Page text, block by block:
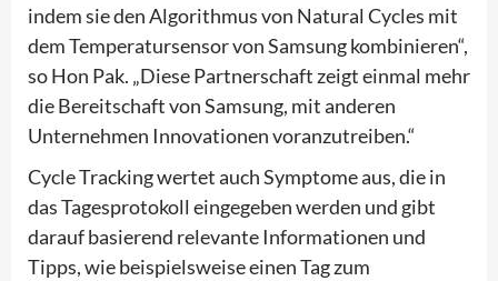
indem sie den Algorithmus von Natural Cycles mit
dem Temperatursensor von Samsung kombinieren“,
so Hon Pak. „Diese Partnerschaft zeigt einmal mehr
die Bereitschaft von Samsung, mit anderen
Unternehmen Innovationen voranzutreiben.“
Cycle Tracking wertet auch Symptome aus, die in
das Tagesprotokoll eingegeben werden und gibt
darauf basierend relevante Informationen und
Tipps, wie beispielsweise einen Tag zum